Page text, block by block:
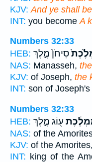
KJV: And ye shall
INT: you become A
Numbers 32:33
HEB: סִיחֹן֙ מֶ֣לֶךְ
NAS: Manasseh,
KJV: of Joseph, the
INT: son of Joseph's
Numbers 32:33
HEB: ע֖וֹג מֶ֣לֶךְ
NAS: of the
KJV: of the Amorites,
INT: king of the